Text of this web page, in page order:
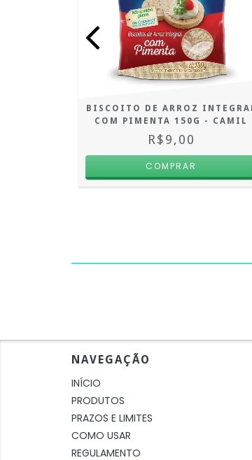
BISCOITO DE ARROZ
COM PIMENTA 150G - CAMIL
R$9,00
NAVEGAÇÃO
INÍCIO
PRODUTOS
PRAZOS E LIMITES
COMO USAR
REGULAMENTO